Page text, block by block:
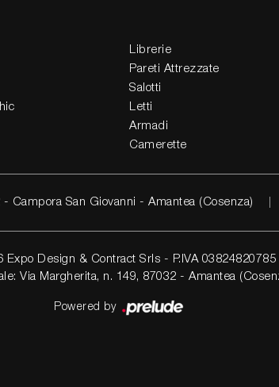
Librerie
Pareti Attrezzate
Salotti
Letti
Armadi
Camerette
Campora San Giovanni - Amantea (Cosenza)
Expo Design & Contract Srls - P.IVA 03824820785
Via Margherita, n. 149, 87032 - Amantea
Powered by